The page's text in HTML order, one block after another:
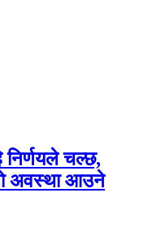
निर्णयले चल्छ,
अवस्था आउने